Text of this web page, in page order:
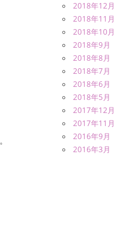
2018年12月
2018年11月
2018年10月
2018年9月
2018年8月
2018年7月
2018年6月
2018年5月
2017年12月
2017年11月
2016年9月
2016年3月